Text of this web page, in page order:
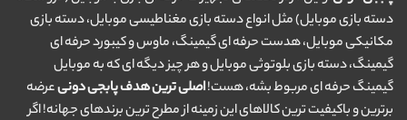
دسته بازی موبایل) مثل انواع دسته بازی مغناطیسی موبایل، دسته بازی
مکانیکی موبایل، هدست حرفه ای گیمینگ، ماوس و کیبورد حرفه ای
گیمینگ، دسته بازی بلوتوثی موبایل و هر چیز دیگه ای که به موبایل
گیمینگ حرفه ای مربوط بشه، هست!اصلی ترین هدف پابجی دونیعرضه
برترین و باکیفیت ترین کالاهای این زمینه از مطرح ترین برندهای جهانه! اگر